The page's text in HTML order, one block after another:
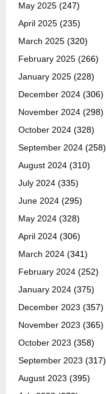
May 2025 (247)
April 2025 (235)
March 2025 (320)
February 2025 (266)
January 2025 (228)
December 2024 (306)
November 2024 (298)
October 2024 (328)
September 2024 (258)
August 2024 (310)
July 2024 (335)
June 2024 (295)
May 2024 (328)
April 2024 (306)
March 2024 (341)
February 2024 (252)
January 2024 (375)
December 2023 (357)
November 2023 (365)
October 2023 (358)
September 2023 (317)
August 2023 (395)